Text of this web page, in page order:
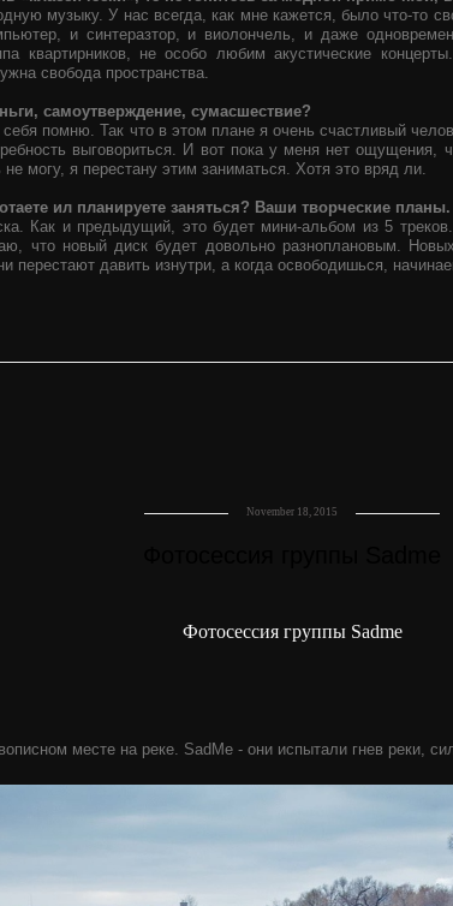
музыку. У нас всегда, как мне кажется, было что-то
и синтеразтор, и виолончель, и даже
квартирников, не особо любим акустические
свобода пространства.
самоутверждение, сумасшествие?
помню. Так что в этом плане я очень счастливый
выговориться. И вот пока у меня нет
не могу, я перестану этим заниматься. Хотя это вряд ли.
ил планируете заняться? Ваши творческие планы.
Как и предыдущий, это будет мини-альбом из 5
что новый диск будет довольно разноплановым.
перестают давить изнутри, а когда освободишься,
November 18, 2015
Фотосессия группы Sadme
месте на реке. SadMe - они испытали гнев реки,